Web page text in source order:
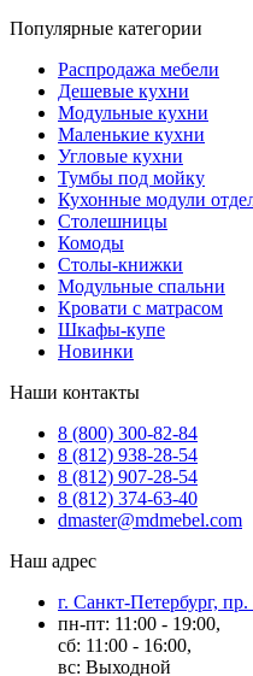
Популярные категории
Распродажа мебели
Дешевые кухни
Модульные кухни
Маленькие кухни
Угловые кухни
Тумбы под мойку
Кухонные модули
Столешницы
Комоды
Столы-книжки
Модульные спальни
Кровати с матрасом
Шкафы-купе
Новинки
Наши контакты
8 (800) 300-82-84
8 (812) 938-28-54
8 (812) 907-28-54
8 (812) 374-63-40
dmaster@mdmebel.com
Наш адрес
г. Санкт-Петербург,
пн-пт: 11:00 - 19:00,
сб: 11:00 - 16:00,
вс: Выходной